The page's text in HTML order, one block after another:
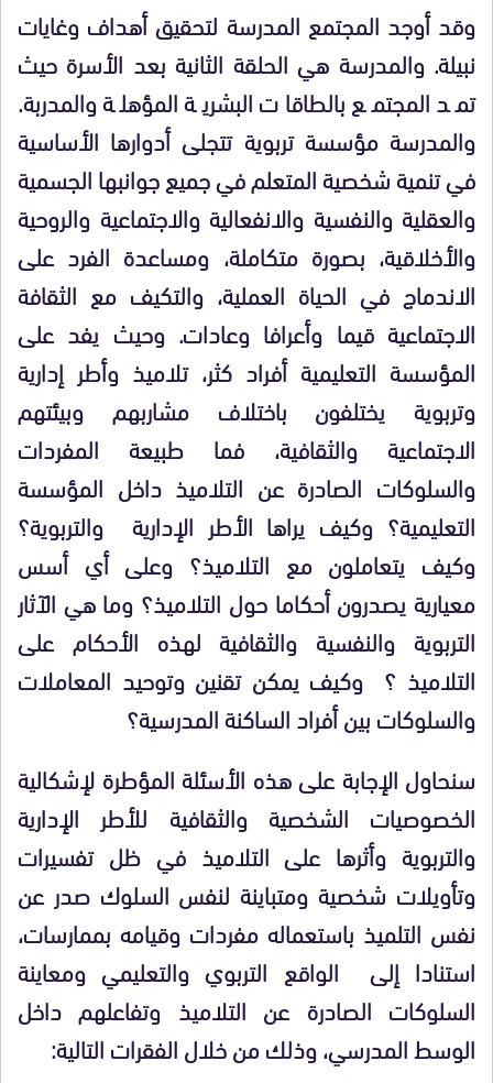
وقد أوجد المجتمع المدرسة لتحقيق أهداف وغايات
نبيلة. والمدرسة هي الحلقة الثانية بعد الأسرة حيث
تمد المجتمع بالطاقات البشرية المؤهلة والمدربة.
والمدرسة مؤسسة تربوية تتجلى أدوارها الأساسية
في تنمية شخصية المتعلم في جميع جوانبها الجسمية
والعقلية والنفسية والانفعالية والاجتماعية والروحية
والأخلاقية، بصورة متكاملة، ومساعدة الفرد على
الاندماج في الحياة العملية، والتكيف مع الثقافة
الاجتماعية قيما وأعرافا وعادات. وحيث يفد على
المؤسسة التعليمية أفراد كثر، تلاميذ وأطر إدارية
وتربوية يختلفون باختلاف مشاربهم وبيئتهم
الاجتماعية والثقافية، فما طبيعة المفردات
والسلوكات الصادرة عن التلاميذ داخل المؤسسة
التعليمية؟ وكيف يراها الأطر الإدارية والتربوية؟
وكيف يتعاملون مع التلاميذ؟ وعلى أي أسس
معيارية يصدرون أحكاما حول التلاميذ؟ وما هي الآثار
التربوية والنفسية والثقافية لهذه الأحكام على
التلاميذ ؟ وكيف يمكن تقنين وتوحيد المعاملات
والسلوكات بين أفراد الساكنة المدرسية؟
سنحاول الإجابة على هذه الأسئلة المؤطرة لإشكالية
الخصوصيات الشخصية والثقافية للأطر الإدارية
والتربوية وأثرها على التلاميذ في ظل تفسيرات
وتأويلات شخصية ومتباينة لنفس السلوك صدر عن
نفس التلميذ باستعماله مفردات وقيامه بممارسات،
استنادا إلى الواقع التربوي والتعليمي ومعاينة
السلوكات الصادرة عن التلاميذ وتفاعلهم داخل
الوسط المدرسي، وذلك من خلال الفقرات التالية: